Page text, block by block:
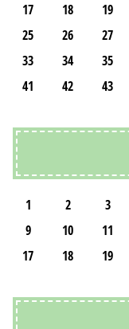
17
18 19
25
26 27
33
34 35
41
42 43
1 2 3
9
10 11
17
18 19